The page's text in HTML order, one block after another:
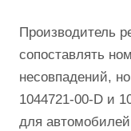
Производитель
сопоставлять
несовпадений,
1044721-00-D и
для